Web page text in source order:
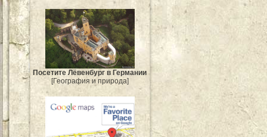
Посетите Лёвенбург в Германии
[География и природа]